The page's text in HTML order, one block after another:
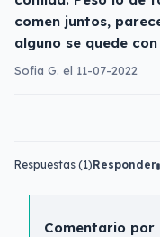
comen juntos,
alguno se quede
Sofia G. el 11-07-2022
Respuestas (1)Responder
Comentario